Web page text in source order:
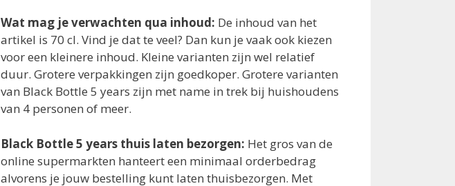
Wat mag je verwachten qua inhoud: De inhoud van het
artikel is 70 cl. Vind je dat te veel? Dan kun je vaak ook kiezen
voor een kleinere inhoud. Kleine varianten zijn wel relatief
duur. Grotere verpakkingen zijn goedkoper. Grotere varianten
van Black Bottle 5 years zijn met name in trek bij huishoudens
van 4 personen of meer.
Black Bottle 5 years thuis laten bezorgen: Het gros van de
online supermarkten hanteert een minimaal orderbedrag
alvorens je jouw bestelling kunt laten thuisbezorgen. Met